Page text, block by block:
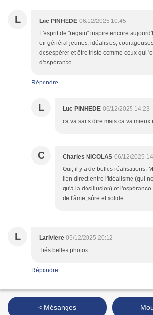
L Luc PINHEDE 06/12/2025 10:45
L'esprit de "regain" inspire encore
en général jeunes, idéalistes,
désespérer et être triste comme ceux qui
d'espérance.
Répondre
L Luc PINHEDE 06/12/2025 14:23
ca va sans dire mais ca va mieux
C Charles NICOLAS 06/12/2025
Oui, il y a de belles réalisations.
lien direct entre l'idéalisme (qui
qu'à la désillusion) et l'espérance
de l'âme, sûre et solide.
L Lariviere 05/12/2025 20:12
Trés belles photos
Répondre
< Mésanges